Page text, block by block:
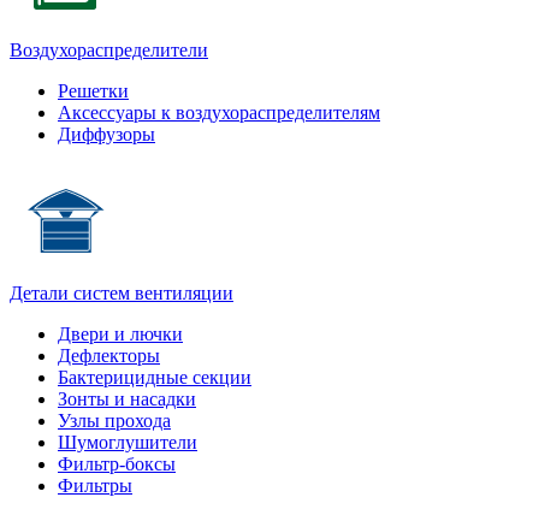
Воздухораспределители
Решетки
Аксессуары к воздухораспределителям
Диффузоры
Детали систем вентиляции
Двери и лючки
Дефлекторы
Бактерицидные секции
Зонты и насадки
Узлы прохода
Шумоглушители
Фильтр-боксы
Фильтры